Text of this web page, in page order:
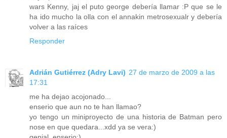
wars Kenny, jaj el puto george debería llamar :P que se le
ha ido mucho la olla con el annakin metrosexualr y debería
volver a las raíces
Responder
Adrián Gutiérrez (Adry Lavi) 27 de marzo de 2009 a las
17:31
me ha dejao acojonado...
enserio que aun no te han llamao?
yo tengo un miniproyecto de una historia de Batman pero
nose en que quedara...xdd ya se vera:)